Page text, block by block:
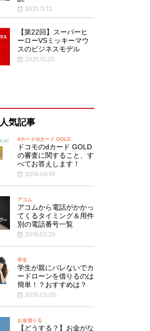
2021.11.12
【第22回】スーパーヒ
ーローVSミッキーマウ
スのビジネスモデル
2021.10.25
人気記事
dカード/dカード GOLD
ドコモのdカード GOLD
の審査に関すること、す
べてお答えします！
2018.09.19
アコム
アコムから電話がかかっ
てくるタイミング＆用件
別の電話番号一覧
2019.07.29
学生
学生が親にバレないでカ
ードローンを借りるのは
簡単！？おすすめは？
2019.03.05
お金借りる
【どうする？】お金がな